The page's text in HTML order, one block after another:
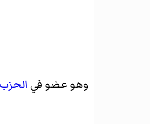
وهو عضو في